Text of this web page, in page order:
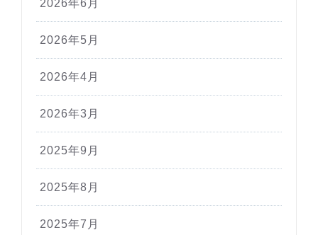
2026年6月
2026年5月
2026年4月
2026年3月
2025年9月
2025年8月
2025年7月